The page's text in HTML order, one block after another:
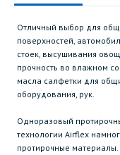
Отличный выбор для
поверхностей,
стоек, высушивания
прочность во влажном
масла салфетки для
оборудования, рук.
Одноразовый
технологии Airflex
протирочные материалы.